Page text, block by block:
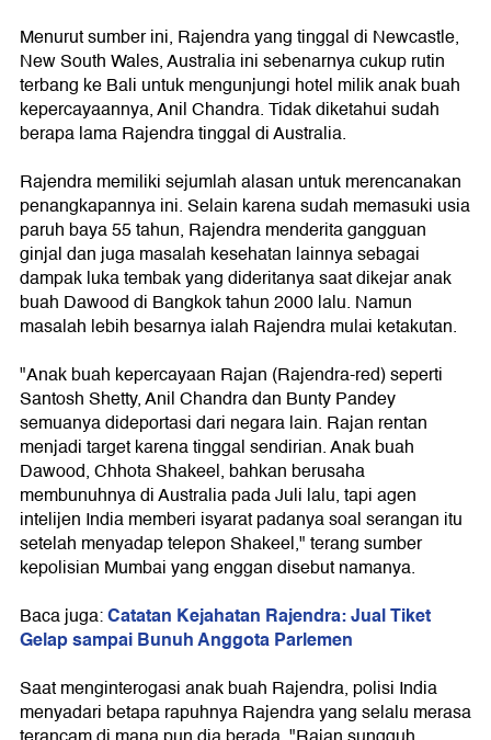
Menurut sumber ini, Rajendra yang tinggal di Newcastle,
New South Wales, Australia ini sebenarnya cukup rutin
terbang ke Bali untuk mengunjungi hotel milik anak buah
kepercayaannya, Anil Chandra. Tidak diketahui sudah
berapa lama Rajendra tinggal di Australia.
Rajendra memiliki sejumlah alasan untuk merencanakan
penangkapannya ini. Selain karena sudah memasuki usia
paruh baya 55 tahun, Rajendra menderita gangguan
ginjal dan juga masalah kesehatan lainnya sebagai
dampak luka tembak yang dideritanya saat dikejar anak
buah Dawood di Bangkok tahun 2000 lalu. Namun
masalah lebih besarnya ialah Rajendra mulai ketakutan.
"Anak buah kepercayaan Rajan (Rajendra-red) seperti
Santosh Shetty, Anil Chandra dan Bunty Pandey
semuanya dideportasi dari negara lain. Rajan rentan
menjadi target karena tinggal sendirian. Anak buah
Dawood, Chhota Shakeel, bahkan berusaha
membunuhnya di Australia pada Juli lalu, tapi agen
intelijen India memberi isyarat padanya soal serangan itu
setelah menyadap telepon Shakeel," terang sumber
kepolisian Mumbai yang enggan disebut namanya.
Baca juga:Catatan Kejahatan Rajendra: Jual Tiket
Gelap sampai Bunuh Anggota Parlemen
Saat menginterogasi anak buah Rajendra, polisi India
menyadari betapa rapuhnya Rajendra yang selalu merasa